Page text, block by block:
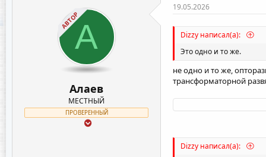
и
АВТОРА
Алаев
МЕСТНЫЙ
ПРОВЕРЕННЫЙ
19.05.2026
Dizzy написал(а):
Это одно и то же.
не одно и то же,
трансформаторной
Dizzy написал(а):